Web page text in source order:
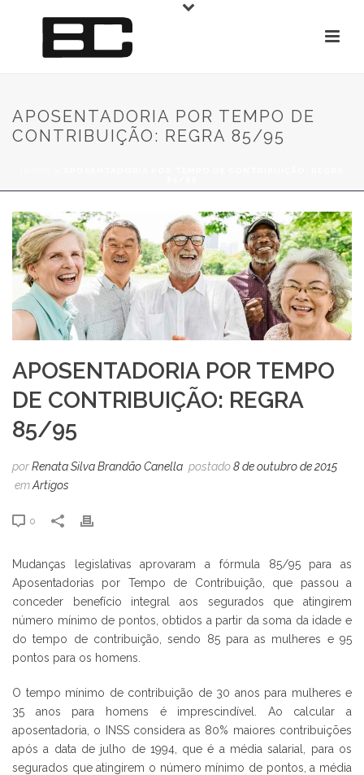
APOSENTADORIA POR TEMPO DE
CONTRIBUIÇÃO: REGRA 85/95
APOSENTADORIA POR TEMPO
DE CONTRIBUIÇÃO: REGRA
85/95
porRenata Silva Brandão Canella postado8 de outubro de 2015
emArtigos
0
Mudanças legislativas aprovaram a fórmula 85/95 para as
Aposentadorias por Tempo de Contribuição, que passou a
conceder benefício integral aos segurados que atingirem
número mínimo de pontos, obtidos a partir da soma da idade e
do tempo de contribuição, sendo 85 para as mulheres e 95
pontos para os homens.
O tempo mínimo de contribuição de 30 anos para mulheres e
35 anos para homens é imprescindível. Ao calcular a
aposentadoria, o INSS considera as 80% maiores contribuições
após a data de julho de 1994, que é a média salarial, para os
segurados que atingirem o número mínimo de pontos, a média